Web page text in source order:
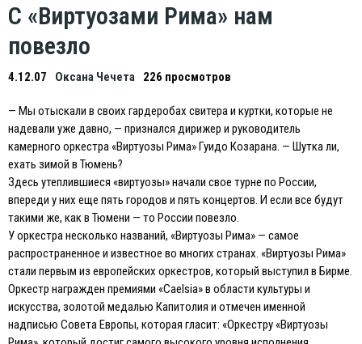
С «Виртуозами Рима» нам
повезло
4.12.07 Оксана Чечета 226 просмотров
— Мы отыскали в своих гардеробах свитера и куртки, которые не
надевали уже давно, — признался дирижер и руководитель
камерного оркестра «Виртуозы Рима» Гуидо Козарана. — Шутка ли,
ехать зимой в Тюмень?
Здесь утеплившиеся «виртуозы» начали свое турне по России,
впереди у них еще пять городов и пять концертов. И если все будут
такими же, как в Тюмени — то России повезло.
У оркестра несколько названий, «Виртуозы Рима» — самое
распространенное и известное во многих странах. «Виртуозы Рима»
стали первым из европейских оркестров, который выступил в Бирме.
Оркестр награжден премиями «Caelsia» в области культуры и
искусства, золотой медалью Капитолия и отмечен именной
надписью Совета Европы, которая гласит: «Оркестру «Виртуозы